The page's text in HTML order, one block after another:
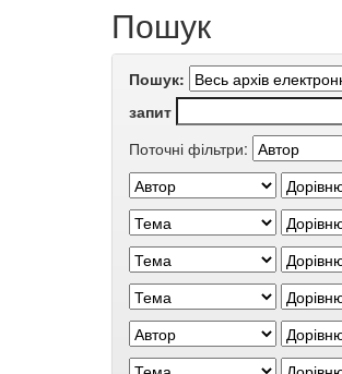
Пошук
Пошук:
запит
Поточні фільтри: